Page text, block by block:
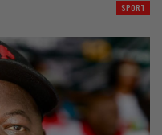
SPORT